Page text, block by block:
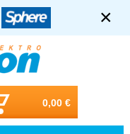
×
0,00 €